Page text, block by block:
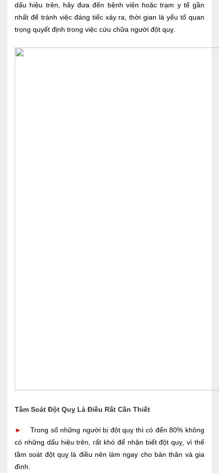
dấu hiệu trên, hãy đưa đến bệnh viện hoặc trạm y tế gần
nhất để tránh việc đáng tiếc xảy ra, thời gian là yếu tố quan
trọng quyết định trong việc cứu chữa người đột quỵ.
Tầm Soát Đột Quỵ Là Điều Rất Cần Thiết
►Trong số những người bị đột quỵ thì có đến 80% không
có những dấu hiệu trên, rất khó để nhận biết đột quỵ, vì thế
tầm soát đột quỵ là điều nên làm ngay cho bản thân và gia
đình.